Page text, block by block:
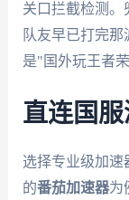
关口拦截检测。
队友早已打完
是"国外玩王者
直连国
选择专业级加速
的番茄加速器为